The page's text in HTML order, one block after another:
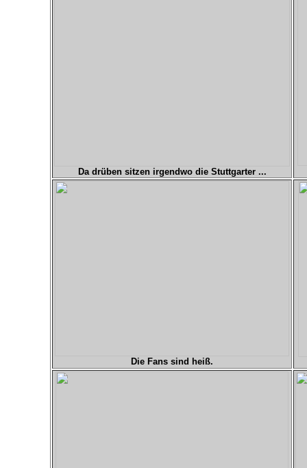
Da drüben sitzen irgendwo die Stuttgarter ...
Die Fans sind heiß.